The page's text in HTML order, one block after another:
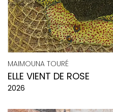
MAIMOUNA TOURÉ
ELLE VIENT DE ROSE
2026